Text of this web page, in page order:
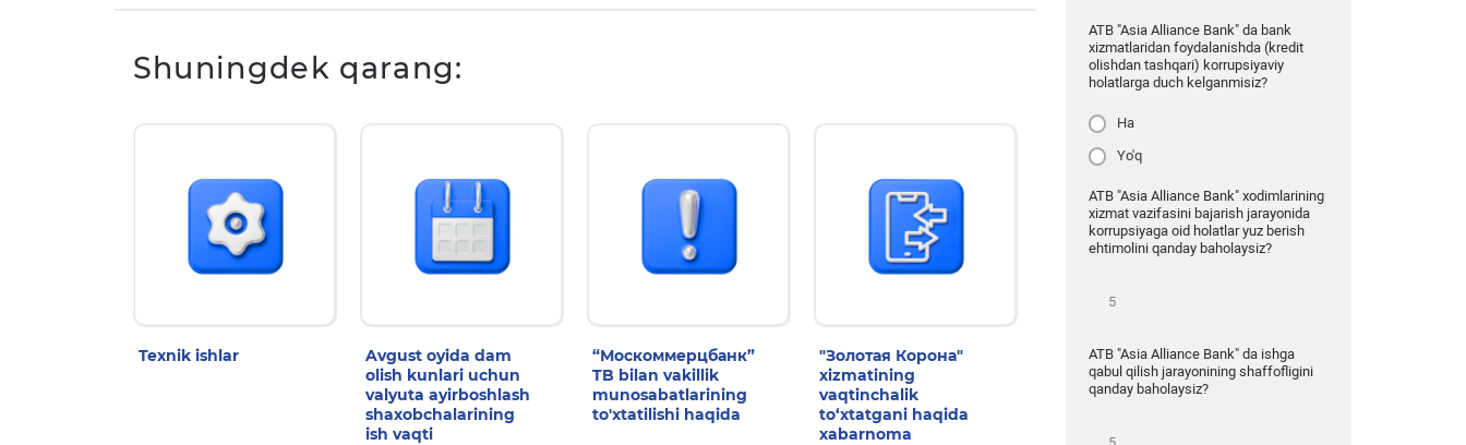
Shuningdek qarang:
Texnik ishlar
Avgust oyida dam
olish kunlari uchun
valyuta ayirboshlash
shaxobchalarining
ish vaqti
“Москоммерцбанк”
TB bilan vakillik
munosabatlarining
to'xtatilishi haqida
"Золотая Корона"
xizmatining
vaqtinchalik
to‘xtatgani haqida
xabarnoma
ATB "Asia Alliance Bank" da bank
xizmatlaridan foydalanishda (kredit
olishdan tashqari) korrupsiyaviy
holatlarga duch kelganmisiz?
Ha
Yo'q
ATB "Asia Alliance Bank" xodimlarining
xizmat vazifasini bajarish jarayonida
korrupsiyaga oid holatlar yuz berish
ehtimolini qanday baholaysiz?
ATB "Asia Alliance Bank" da ishga
qabul qilish jarayonining shaffofligini
qanday baholaysiz?